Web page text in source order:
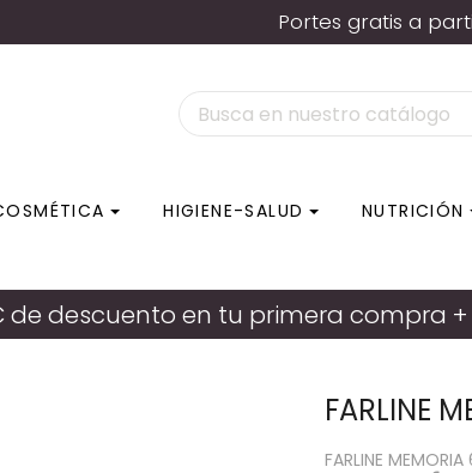
Portes gratis a
HIGIENE-SALUD NUTRICIÓN
de descuento en tu primera compra
/ FARLINE MEMORIA 60 CAPS
FARLINE
FARLINE